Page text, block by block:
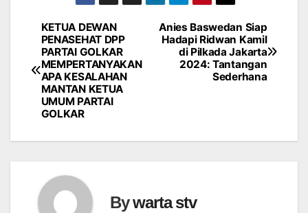
Navigasi
pos
Anies Baswedan Siap
Hadapi Ridwan Kamil
di Pilkada Jakarta
2024: Tantangan
Sederhana
KETUA DEWAN
PENASEHAT DPP
PARTAI GOLKAR
MEMPERTANYAKAN
APA KESALAHAN
MANTAN KETUA
UMUM PARTAI
GOLKAR
Bywarta stv